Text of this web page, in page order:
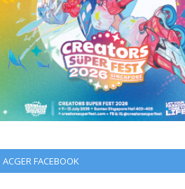
ACGER FACEBOOK